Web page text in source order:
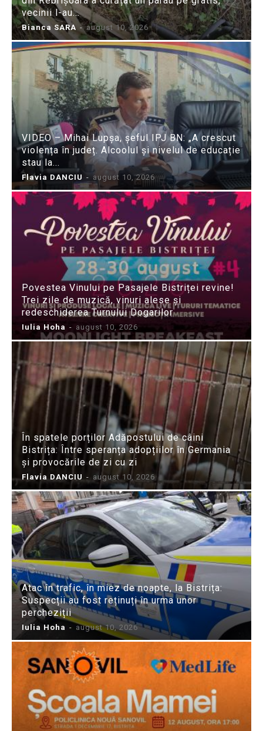
vecinii l-au...
Bianca SARA - august 10, 2026
VIDEO – Mihai Lupșa, șeful IPJ BN: „A crescut
violența în județ. Alcoolul și nivelul de educație
stau la...
Flavia DANCIU - august 10, 2026
Povestea Vinului pe Pasajele Bistriței revine!
Trei zile de muzică, vinuri alese și
redeschiderea Turnului Dogarilor
Iulia Hoha - august 10, 2026
În spatele porților Adăpostului de câini
Bistrița: Între speranța adopțiilor în Germania
și provocările de zi cu zi
Flavia DANCIU - august 10, 2026
Atac în trafic, în miez de noapte, la Bistrița:
Suspecții au fost reținuți în urma unor
percheziții
Iulia Hoha - august 10, 2026